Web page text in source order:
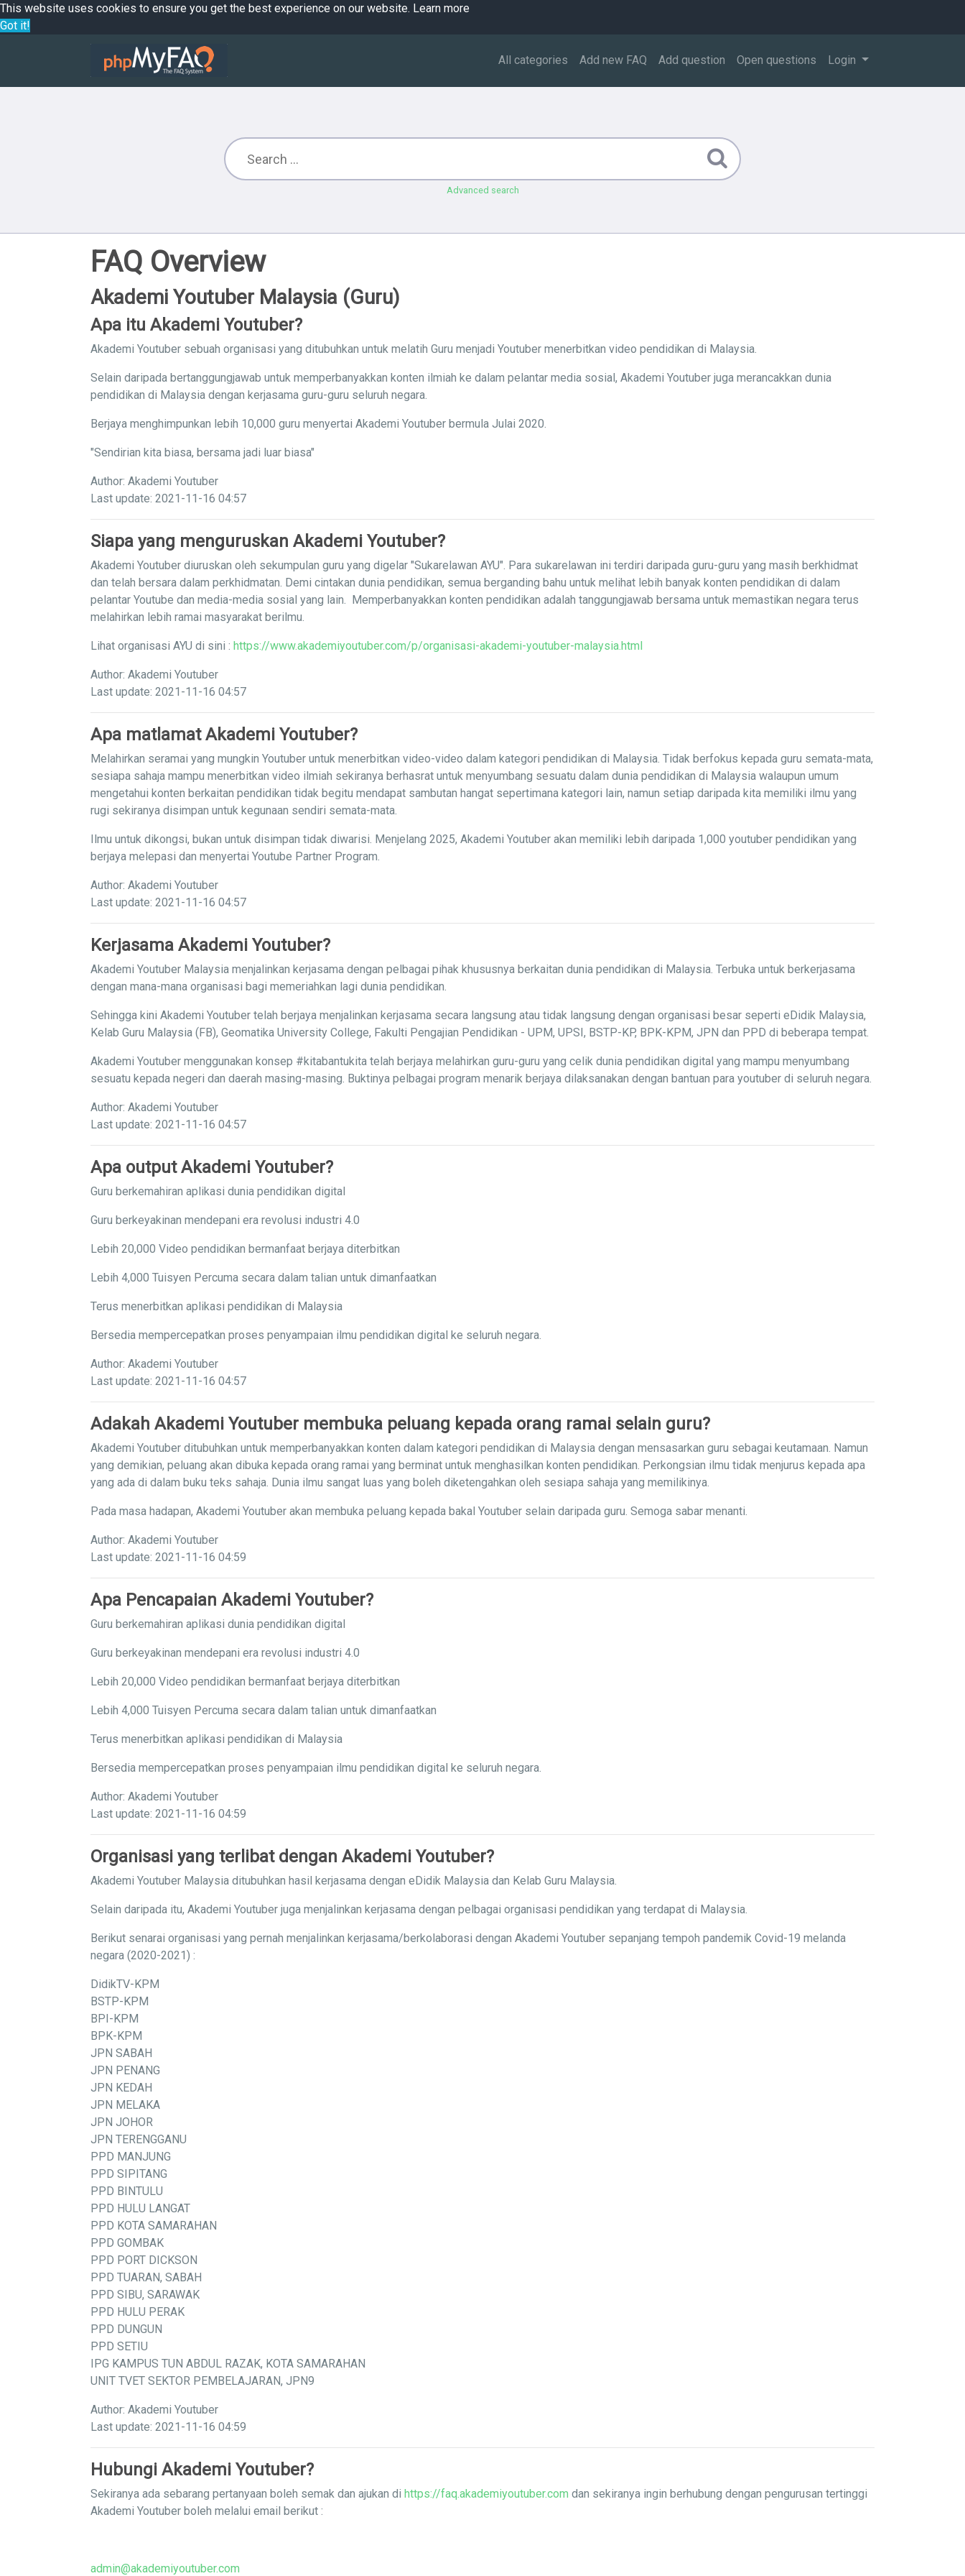
This website uses cookies to ensure you get the best experience on our website. Learn more
Got it!
All categories Add new FAQ Add question Open questions Login
Advanced search
FAQ Overview
Akademi Youtuber Malaysia (Guru)
Apa itu Akademi Youtuber?
Akademi Youtuber sebuah organisasi yang ditubuhkan untuk melatih Guru menjadi Youtuber menerbitkan video pendidikan di Malaysia.
Selain daripada bertanggungjawab untuk memperbanyakkan konten ilmiah ke dalam pelantar media sosial, Akademi Youtuber juga merancakkan dunia
pendidikan di Malaysia dengan kerjasama guru-guru seluruh negara.
Berjaya menghimpunkan lebih 10,000 guru menyertai Akademi Youtuber bermula Julai 2020.
"Sendirian kita biasa, bersama jadi luar biasa"
Author: Akademi Youtuber
Last update: 2021-11-16 04:57
Siapa yang menguruskan Akademi Youtuber?
Akademi Youtuber diuruskan oleh sekumpulan guru yang digelar "Sukarelawan AYU". Para sukarelawan ini terdiri daripada guru-guru yang masih berkhidmat
dan telah bersara dalam perkhidmatan. Demi cintakan dunia pendidikan, semua berganding bahu untuk melihat lebih banyak konten pendidikan di dalam
pelantar Youtube dan media-media sosial yang lain. Memperbanyakkan konten pendidikan adalah tanggungjawab bersama untuk memastikan negara terus
melahirkan lebih ramai masyarakat berilmu.
Lihat organisasi AYU di sini : https://www.akademiyoutuber.com/p/organisasi-akademi-youtuber-malaysia.html
Author: Akademi Youtuber
Last update: 2021-11-16 04:57
Apa matlamat Akademi Youtuber?
Melahirkan seramai yang mungkin Youtuber untuk menerbitkan video-video dalam kategori pendidikan di Malaysia. Tidak berfokus kepada guru semata-mata,
sesiapa sahaja mampu menerbitkan video ilmiah sekiranya berhasrat untuk menyumbang sesuatu dalam dunia pendidikan di Malaysia walaupun umum
mengetahui konten berkaitan pendidikan tidak begitu mendapat sambutan hangat sepertimana kategori lain, namun setiap daripada kita memiliki ilmu yang
rugi sekiranya disimpan untuk kegunaan sendiri semata-mata.
Ilmu untuk dikongsi, bukan untuk disimpan tidak diwarisi. Menjelang 2025, Akademi Youtuber akan memiliki lebih daripada 1,000 youtuber pendidikan yang
berjaya melepasi dan menyertai Youtube Partner Program.
Author: Akademi Youtuber
Last update: 2021-11-16 04:57
Kerjasama Akademi Youtuber?
Akademi Youtuber Malaysia menjalinkan kerjasama dengan pelbagai pihak khususnya berkaitan dunia pendidikan di Malaysia. Terbuka untuk berkerjasama
dengan mana-mana organisasi bagi memeriahkan lagi dunia pendidikan.
Sehingga kini Akademi Youtuber telah berjaya menjalinkan kerjasama secara langsung atau tidak langsung dengan organisasi besar seperti eDidik Malaysia,
Kelab Guru Malaysia (FB), Geomatika University College, Fakulti Pengajian Pendidikan - UPM, UPSI, BSTP-KP, BPK-KPM, JPN dan PPD di beberapa tempat.
Akademi Youtuber menggunakan konsep #kitabantukita telah berjaya melahirkan guru-guru yang celik dunia pendidikan digital yang mampu menyumbang
sesuatu kepada negeri dan daerah masing-masing. Buktinya pelbagai program menarik berjaya dilaksanakan dengan bantuan para youtuber di seluruh negara.
Author: Akademi Youtuber
Last update: 2021-11-16 04:57
Apa output Akademi Youtuber?
Guru berkemahiran aplikasi dunia pendidikan digital
Guru berkeyakinan mendepani era revolusi industri 4.0
Lebih 20,000 Video pendidikan bermanfaat berjaya diterbitkan
Lebih 4,000 Tuisyen Percuma secara dalam talian untuk dimanfaatkan
Terus menerbitkan aplikasi pendidikan di Malaysia
Bersedia mempercepatkan proses penyampaian ilmu pendidikan digital ke seluruh negara.
Author: Akademi Youtuber
Last update: 2021-11-16 04:57
Adakah Akademi Youtuber membuka peluang kepada orang ramai selain guru?
Akademi Youtuber ditubuhkan untuk memperbanyakkan konten dalam kategori pendidikan di Malaysia dengan mensasarkan guru sebagai keutamaan. Namun
yang demikian, peluang akan dibuka kepada orang ramai yang berminat untuk menghasilkan konten pendidikan. Perkongsian ilmu tidak menjurus kepada apa
yang ada di dalam buku teks sahaja. Dunia ilmu sangat luas yang boleh diketengahkan oleh sesiapa sahaja yang memilikinya.
Pada masa hadapan, Akademi Youtuber akan membuka peluang kepada bakal Youtuber selain daripada guru. Semoga sabar menanti.
Author: Akademi Youtuber
Last update: 2021-11-16 04:59
Apa Pencapaian Akademi Youtuber?
Guru berkemahiran aplikasi dunia pendidikan digital
Guru berkeyakinan mendepani era revolusi industri 4.0
Lebih 20,000 Video pendidikan bermanfaat berjaya diterbitkan
Lebih 4,000 Tuisyen Percuma secara dalam talian untuk dimanfaatkan
Terus menerbitkan aplikasi pendidikan di Malaysia
Bersedia mempercepatkan proses penyampaian ilmu pendidikan digital ke seluruh negara.
Author: Akademi Youtuber
Last update: 2021-11-16 04:59
Organisasi yang terlibat dengan Akademi Youtuber?
Akademi Youtuber Malaysia ditubuhkan hasil kerjasama dengan eDidik Malaysia dan Kelab Guru Malaysia.
Selain daripada itu, Akademi Youtuber juga menjalinkan kerjasama dengan pelbagai organisasi pendidikan yang terdapat di Malaysia.
Berikut senarai organisasi yang pernah menjalinkan kerjasama/berkolaborasi dengan Akademi Youtuber sepanjang tempoh pandemik Covid-19 melanda
negara (2020-2021) :
DidikTV-KPM
BSTP-KPM
BPI-KPM
BPK-KPM
JPN SABAH
JPN PENANG
JPN KEDAH
JPN MELAKA
JPN JOHOR
JPN TERENGGANU
PPD MANJUNG
PPD SIPITANG
PPD BINTULU
PPD HULU LANGAT
PPD KOTA SAMARAHAN
PPD GOMBAK
PPD PORT DICKSON
PPD TUARAN, SABAH
PPD SIBU, SARAWAK
PPD HULU PERAK
PPD DUNGUN
PPD SETIU
IPG KAMPUS TUN ABDUL RAZAK, KOTA SAMARAHAN
UNIT TVET SEKTOR PEMBELAJARAN, JPN9
Author: Akademi Youtuber
Last update: 2021-11-16 04:59
Hubungi Akademi Youtuber?
Sekiranya ada sebarang pertanyaan boleh semak dan ajukan di https://faq.akademiyoutuber.com dan sekiranya ingin berhubung dengan pengurusan tertinggi
Akademi Youtuber boleh melalui email berikut :
admin@akademiyoutuber.com